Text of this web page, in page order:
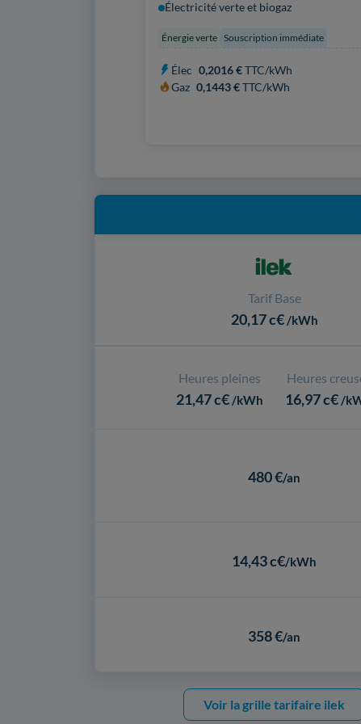
Électricité verte et biogaz
Énergie verte Souscription immédiate
Élec 0,2016 €TTC/kWh
Gaz 0,1443 €TTC/kWh
Tarif Base
20,17 c€ /kWh
Heures pleines
21,47 c€ /kWh
Heures
16,97 c€ /
480 €/an
14,43 c€/kWh
358 €/an
Voir la grille tarifaire ilek